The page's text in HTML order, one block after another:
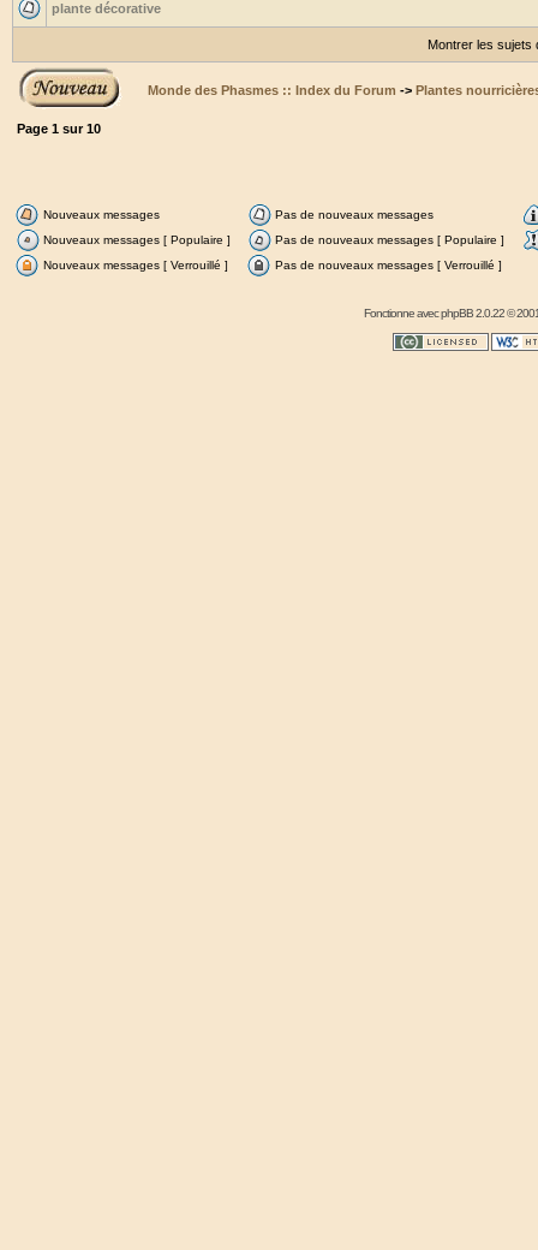
plante décorative
Montrer les sujets
Monde des Phasmes :: Index du Forum -> Plantes
Page 1 sur10
Nouveaux messages
Pas de nouveaux messages
Nouveaux messages [ Populaire ]
Pas de nouveaux messages [ Populaire ]
Nouveaux messages [ Verrouillé ]
Pas de nouveaux messages [ Verrouillé ]
Fonctionne avecphpBB2.0.22 ©